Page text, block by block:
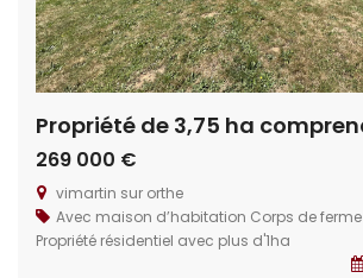
269 000 €
vimartin sur orthe
Avec maison d’habitation Corps de ferme
Propriété résidentiel avec plus d'1ha